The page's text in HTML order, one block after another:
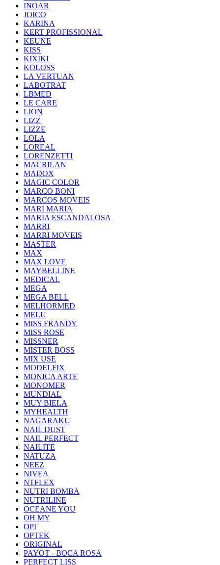
INOAR
JOICO
KARINA
KERT PROFISSIONAL
KEUNE
KISS
KIXIKI
KOLOSS
LA VERTUAN
LABOTRAT
LBMED
LE CARE
LION
LIZZ
LIZZE
LOLA
LOREAL
LORENZETTI
MACRILAN
MADOX
MAGIC COLOR
MARCO BONI
MARCOS MOVEIS
MARI MARIA
MARIA ESCANDALOSA
MARRI
MARRI MOVEIS
MASTER
MAX
MAX LOVE
MAYBELLINE
MEDICAL
MEGA
MEGA BELL
MELHORMED
MELU
MISS FRANDY
MISS ROSE
MISSNER
MISTER BOSS
MIX USE
MODELFIX
MONICA ARTE
MONOMER
MUNDIAL
MUY BIELA
MYHEALTH
NAGARAKU
NAIL DUST
NAIL PERFECT
NAILITE
NATUZA
NEEZ
NIVEA
NTFLEX
NUTRI BOMBA
NUTRILINE
OCEANE YOU
OH MY
OPI
OPTEK
ORIGINAL
PAYOT - BOCA ROSA
PERFECT LISS